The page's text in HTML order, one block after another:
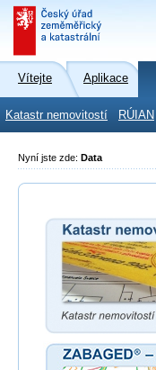
Vítejte Aplikace
Katastr nemovitostí RÚIAN
Nyní jste zde: Data